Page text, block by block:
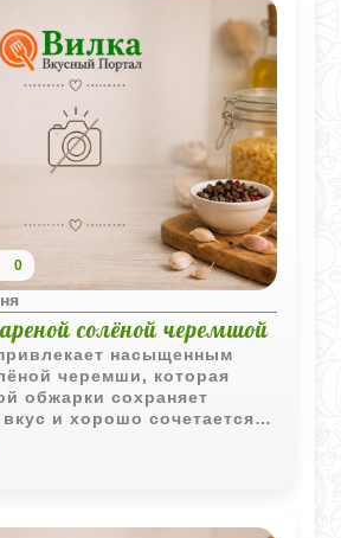
0
солёной черемшой
насыщенным
черемши, которая
обжарки сохраняет
и хорошо сочетается с
вытянутая лапша
особенно сытным и